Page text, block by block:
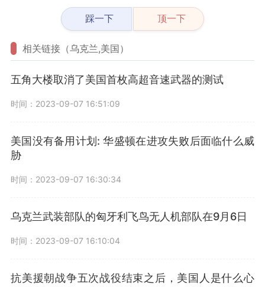
踩一下 顶一下
相关链接（乌克兰,美国）
五角大楼取消了美国首枚高超音速武器的测试
时间：2023-09-07 16:51:09
美国没有备用计划: 华盛顿在进攻失败后面临什么威
胁
时间：2023-09-07 16:30:34
乌克兰武装部队的匈牙利飞鸟无人机部队在9月6日
时间：2023-09-07 16:10:04
抗美援朝战争五次战役结束之后，美国人是什么心